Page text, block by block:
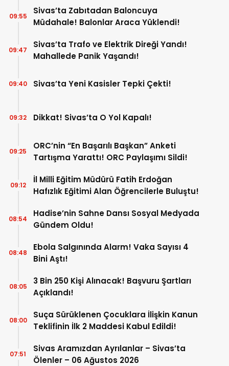
Sivas’ta Zabıtadan Baloncuya
Müdahale! Balonlar Araca Yüklendi!
09:55
Sivas’ta Trafo ve Elektrik Direği Yandı!
Mahallede Panik Yaşandı!
09:47
Sivas’ta Yeni Kasisler Tepki Çekti!
09:40
Dikkat! Sivas’ta O Yol Kapalı!
09:32
ORC’nin “En Başarılı Başkan” Anketi
Tartışma Yarattı! ORC Paylaşımı Sildi!
09:25
İl Milli Eğitim Müdürü Fatih Erdoğan
Hafızlık Eğitimi Alan Öğrencilerle Buluştu!
09:12
Hadise’nin Sahne Dansı Sosyal Medyada
Gündem Oldu!
08:54
Ebola Salgınında Alarm! Vaka Sayısı 4
Bini Aştı!
08:48
3 Bin 250 Kişi Alınacak! Başvuru Şartları
Açıklandı!
08:05
Suça Sürüklenen Çocuklara İlişkin Kanun
Teklifinin İlk 2 Maddesi Kabul Edildi!
08:00
Sivas Aramızdan Ayrılanlar – Sivas’ta
Ölenler – 06 Ağustos 2026
07:51